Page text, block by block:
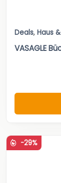
Deals, Haus
VASAGLE
-29%